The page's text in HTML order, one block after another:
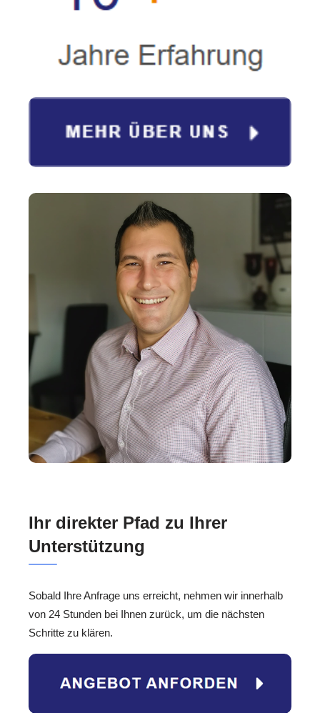
Ihr direkter Pfad zu Ihrer
Unterstützung
Sobald Ihre Anfrage uns erreicht, nehmen wir innerhalb
von 24 Stunden bei Ihnen zurück, um die nächsten
Schritte zu klären.